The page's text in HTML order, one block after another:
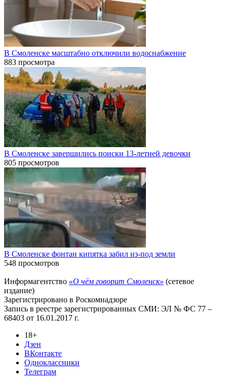
В Смоленске масштабно отключили водоснабжение
883 просмотра
В Смоленске завершились поиски 13-летней девочки
805 просмотров
В Смоленске фонтан кипятка забил из-под земли
548 просмотров
Информагентство «О чём говорит Смоленск» (сетевое
издание)
Зарегистрировано в Роскомнадзоре
Запись в реестре зарегистрированных СМИ: ЭЛ № ФС 77 –
68403 от 16.01.2017 г.
18+
Дзен
ВКонтакте
Одноклассники
Телеграм